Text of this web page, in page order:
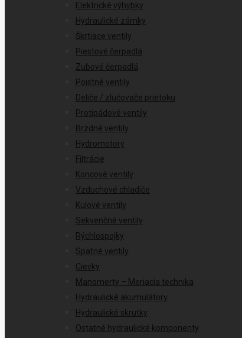
Elektrické výhybky
Hydraulické zámky
Škrtiace ventily
Piestové čerpadlá
Zubové čerpadlá
Poistné ventily
Deliče / zlučovače prietoku
Protipádové ventily
Brzdné ventily
Hydromotory
Filtrácie
Koncové ventily
Vzduchové chladiče
Kulové ventily
Sekvenčné ventily
Rýchlospojky
Spätné ventily
Cievky
Manomerty – Meriacia technika
Hydraulické akumulátory
Hydraulické skrutky
Ostatné hydraulické komponenty